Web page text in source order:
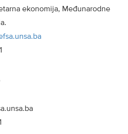
ekonomija, Međunarodne